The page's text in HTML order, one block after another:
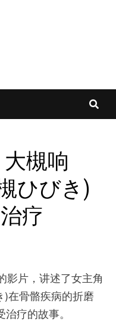
大槻响
ひびき)
疗
影片，讲述了女主角
)在骨骼疾病的折磨
疗的故事。